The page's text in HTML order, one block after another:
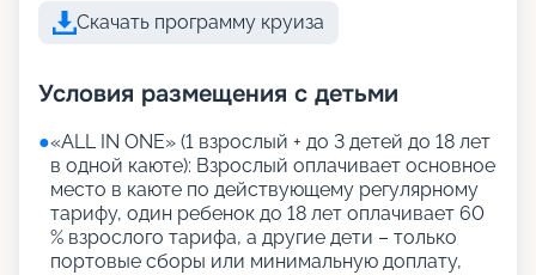
Скачать программу круиза
Условия размещения с детьми
●«АLL IN ONE» (1 взрослый + до 3 детей до 18 лет
в одной каюте): Взрослый оплачивает основное
место в каюте по действующему регулярному
тарифу, один ребенок до 18 лет оплачивает 60
% взрослого тарифа, а другие дети – только
портовые сборы или минимальную доплату,